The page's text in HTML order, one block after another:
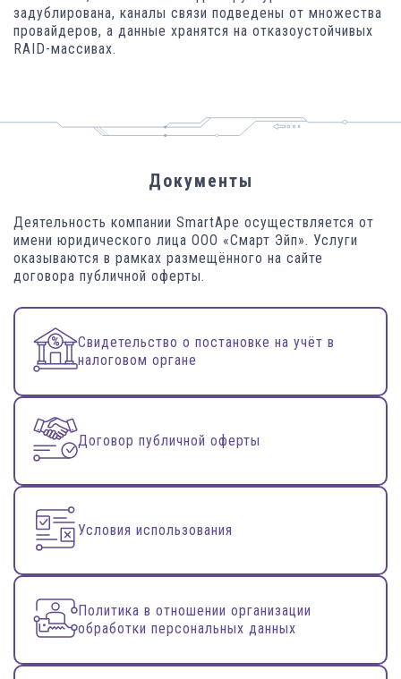
задублирована, каналы связи подведены от множества
провайдеров, а данные хранятся на отказоустойчивых
RAID-массивах.
Документы
Деятельность компании SmartApe осуществляется от
имени юридического лица ООО «Смарт Эйп». Услуги
оказываются в рамках размещённого на сайте
договора публичной оферты.
Свидетельство о постановке на учёт в
налоговом органе
Договор публичной оферты
Условия использования
Политика в отношении организации
обработки персональных данных